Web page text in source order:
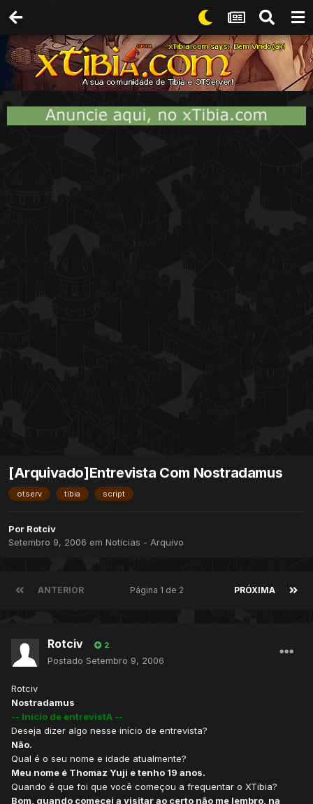
[Arquivado]Entrevista Com Nostradamus
otserv tibia script
Por Rotciv
Setembro 9, 2006 em Noticias - Arquivo
ANTERIOR PRÓXIMA
Página 1 de 2
Rotciv 2
Postado Setembro 9, 2006
Rotciv
Nostradamus
-- Início de entrevistA --
Deseja dizer algo nesse início de entrevista?
Não.
Qual é o seu nome e idade atualmente?
Meu nome é Thomaz Yuji e tenho 19 anos.
Quando é que foi que você começou a frequentar o XTibia?
Bom, quando começei a visitar ao certo não me lembro, na